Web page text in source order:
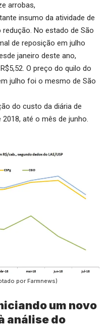
arrobas,
insumo da atividade de
No estado de São
de reposição em julho
janeiro deste ano,
O preço do quilo do
julho foi o mesmo de São
do custo da diária de
até o mês de junho.
por Farmnews)
um novo
análise do